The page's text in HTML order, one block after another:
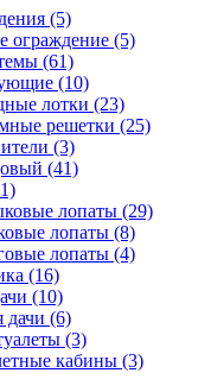
(5)
ограждение (5)
(61)
(10)
лотки (23)
решетки (25)
(3)
(41)
лопаты (29)
лопаты (8)
лопаты (4)
(16)
(10)
дачи (6)
(3)
кабины (3)